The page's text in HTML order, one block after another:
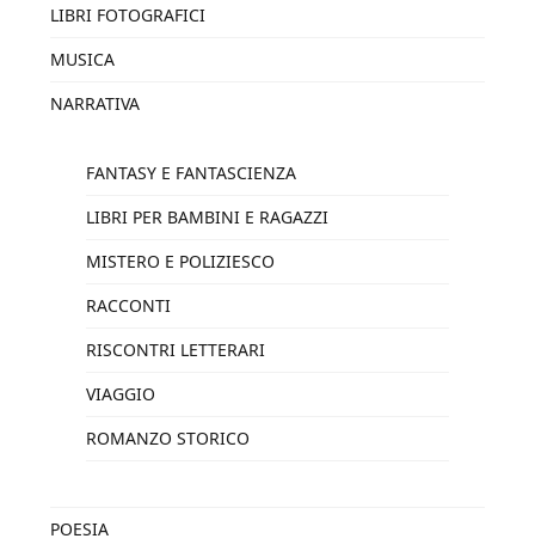
LIBRI FOTOGRAFICI
MUSICA
NARRATIVA
FANTASY E FANTASCIENZA
LIBRI PER BAMBINI E RAGAZZI
MISTERO E POLIZIESCO
RACCONTI
RISCONTRI LETTERARI
VIAGGIO
ROMANZO STORICO
POESIA